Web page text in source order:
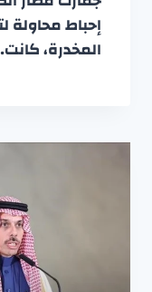
إحباط
المخدرة،